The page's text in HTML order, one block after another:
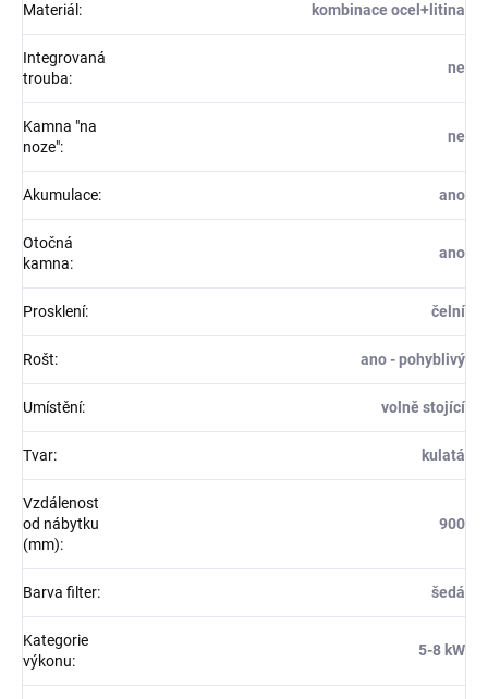
Materiál : kombinace ocel+litina
Integrovaná
trouba:
ne
Kamna "na
noze":
ne
Akumulace: ano
Otočná
kamna:
ano
Prosklení: čelní
Rošt: ano - pohyblivý
Umístění: volně stojící
Tvar: kulatá
Vzdálenost
od nábytku
(mm):
900
Barva filter: šedá
Kategorie
výkonu:
5-8 kW